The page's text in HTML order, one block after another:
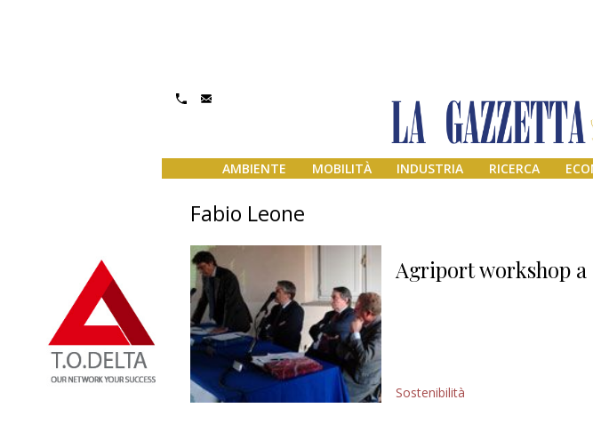
AMBIENTE MOBILITÀ INDUSTRIA RICERCA
Fabio Leone
Agriport workshop
Sostenibilità